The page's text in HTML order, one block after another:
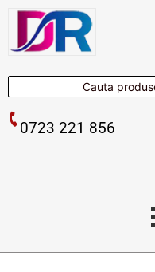
0723 221 856